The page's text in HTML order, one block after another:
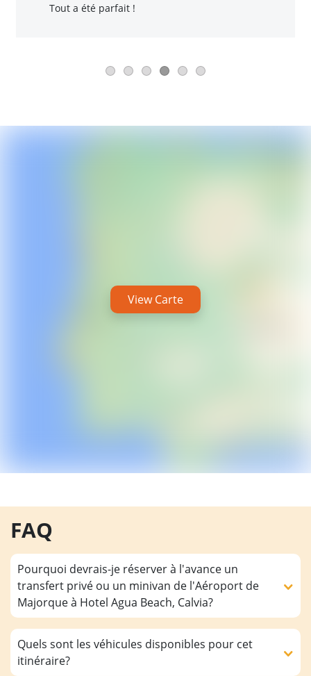
Tout a été parfait !
View Carte
FAQ
Pourquoi devrais-je réserver à l'avance un
transfert privé ou un minivan de l'Aéroport de
Majorque à Hotel Agua Beach, Calvia?
Quels sont les véhicules disponibles pour cet
itinéraire?